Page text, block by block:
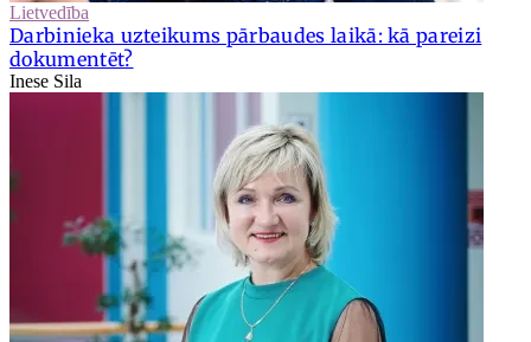
Lietvedība
Darbinieka uzteikums pārbaudes laikā: kā pareizi
dokumentēt?
Inese Sila